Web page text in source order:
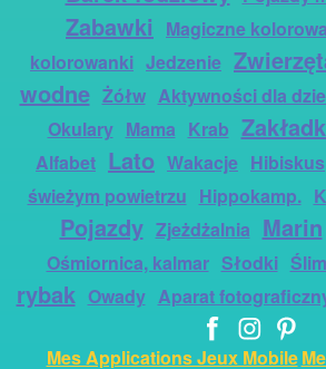
Zabawki Magiczne
kolorowanki Jedzenie
wodne Żółw Aktywności dla
Okulary Mama Krab
Alfabet Lato Wakacje Hibiskus
świeżym powietrzu Hippokamp.
Pojazdy Zjeżdżalnia Marin
Ośmiornica, kalmar Słodki
rybak Owady Aparat
Mes Applications Jeux Mobile